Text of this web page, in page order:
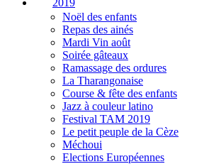
2019
Noël des enfants
Repas des ainés
Mardi Vin août
Soirée gâteaux
Ramassage des ordures
La Tharangonaise
Course & fête des enfants
Jazz à couleur latino
Festival TAM 2019
Le petit peuple de la Cèze
Méchoui
Elections Européennes